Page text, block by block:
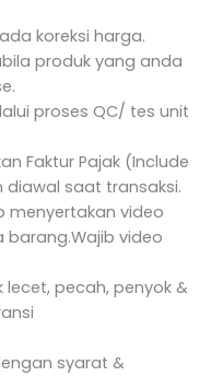
koreksi harga.
produk yang anda
proses QC/ tes unit
Faktur Pajak (Include
diawal saat transaksi.
menyertakan video
video
lecet, pecah, penyok &
syarat &